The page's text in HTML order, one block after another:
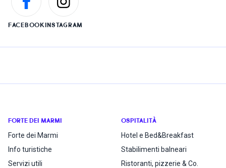
FACEBOOKINSTAGRAM
FORTE DEI MARMI
Forte dei Marmi
Info turistiche
Servizi utili
OSPITALITÀ
Hotel e Bed&Breakfast
Stabilimenti balneari
Ristoranti, pizzerie & Co.